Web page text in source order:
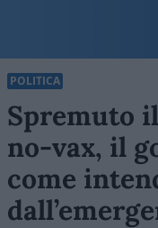
POLITICA
Spremuto
no-vax, il
come